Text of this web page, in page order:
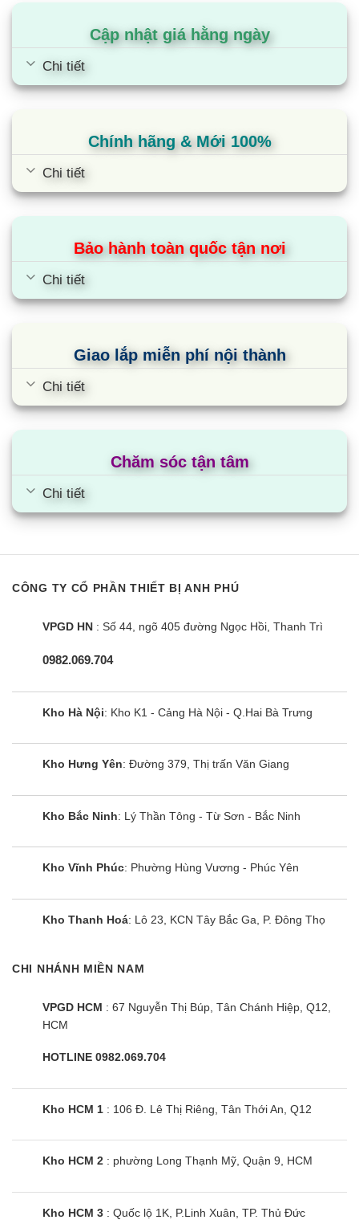
Cập nhật giá hằng ngày
Chi tiết
Chính hãng & Mới 100%
Chi tiết
Bảo hành toàn quốc tận nơi
Chi tiết
Giao lắp miễn phí nội thành
Chi tiết
Chăm sóc tận tâm
Chi tiết
CÔNG TY CỔ PHẦN THIẾT BỊ ANH PHÚ
VPGD HN : Số 44, ngõ 405 đường Ngọc Hồi, Thanh Trì
0982.069.704
Kho Hà Nội: Kho K1 - Cảng Hà Nội - Q.Hai Bà Trưng
Kho Hưng Yên: Đường 379, Thị trấn Văn Giang
Kho Bắc Ninh: Lý Thần Tông - Từ Sơn - Bắc Ninh
Kho Vĩnh Phúc: Phường Hùng Vương - Phúc Yên
Kho Thanh Hoá: Lô 23, KCN Tây Bắc Ga, P. Đông Thọ
CHI NHÁNH MIỀN NAM
VPGD HCM : 67 Nguyễn Thị Búp, Tân Chánh Hiệp, Q12,
HCM
HOTLINE 0982.069.704
Kho HCM 1 : 106 Đ. Lê Thị Riêng, Tân Thới An, Q12
Kho HCM 2 : phường Long Thạnh Mỹ, Quận 9, HCM
Kho HCM 3 : Quốc lộ 1K, P.Linh Xuân, TP. Thủ Đức